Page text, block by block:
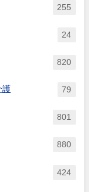
255
24
820
護 79
801
880
424